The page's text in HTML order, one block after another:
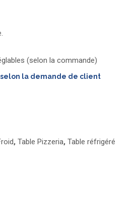
(selon la commande)
selon la demande de client
, Table Pizzeria, Table réfrigéré